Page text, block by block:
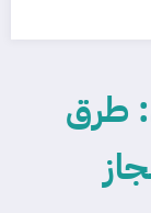
طرق